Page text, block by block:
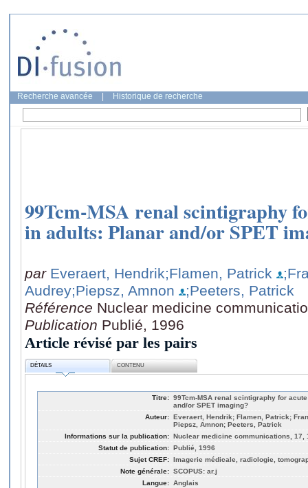
Recherche avancée Historique de recherche
99Tcm-MSA renal scintigraphy
in adults: Planar and/or SPET
par Everaert, Hendrik;Flamen, Patrick
Audrey;Piepsz, Amnon
;Peeters, Patrick
Référence Nuclear medicine
Publication Publié, 1996
Article révisé par les pairs
DÉTAILS CONTENU
Titre: 99Tcm-MSA renal scintigraphy for
and/or SPET imaging?
Auteur: Everaert, Hendrik; Flamen, Patrick;
Piepsz, Amnon; Peeters, Patrick
Informations sur la publication: Nuclear medicine communications, 17,
Statut de publication: Publié, 1996
Sujet CREF: Imagerie médicale, radiologie,
Note générale: SCOPUS: ar.j
Langue: Anglais